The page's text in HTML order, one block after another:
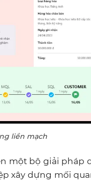
liền mạch
một bộ giải pháp
xây dựng mối